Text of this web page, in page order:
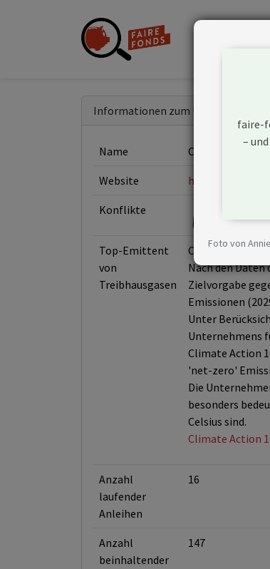
Informationen zum Unternehmen
Name Cemex SAB de CV
Website https://
Konflikte
Top-Emittent
von
Treibhausgasen
Cemex ist einer
Nach den
Zielvorgabe
Emissionen
Unter
Unternehmens
Climate Action
'net-zero'
Die
besonders
Celsius sind.
Climate Action
Anzahl
laufender
Anleihen
16
Anzahl
beinhaltender
147
faire-
–
Foto von